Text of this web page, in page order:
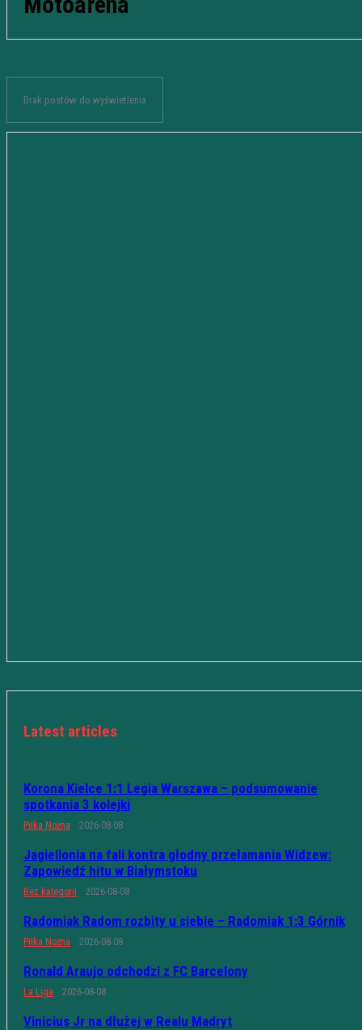
Brak postów do wyświetlenia
Latest articles
Korona Kielce 1:1 Legia Warszawa – podsumowanie
spotkania 3 kolejki
Piłka Nożna 2026-08-08
Jagiellonia na fali kontra głodny przełamania Widzew:
Zapowiedź hitu w Białymstoku
Bez kategorii 2026-08-08
Radomiak Radom rozbity u siebie – Radomiak 1:3 Górnik
Piłka Nożna 2026-08-08
Ronald Araujo odchodzi z FC Barcelony
La Liga 2026-08-08
Vinicius Jr na dłużej w Realu Madryt